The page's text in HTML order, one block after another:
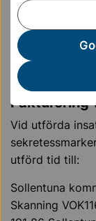
Bilaga till
assistans
Fakturering
Vid utförda
utförd tid till:
Sollentuna
Skanning